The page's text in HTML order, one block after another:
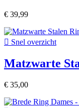
€ 39,99
 Snel overzicht
Matzwarte
€ 35,00